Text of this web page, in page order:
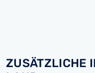
ZUSÄTZLICHE